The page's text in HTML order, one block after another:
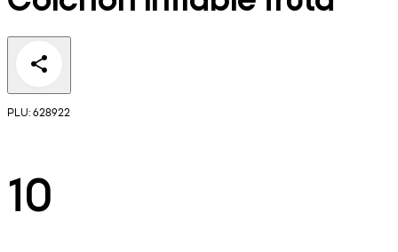
PLU: 628922
10